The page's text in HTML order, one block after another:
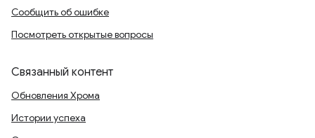
Сообщить об ошибке
Посмотреть открытые вопросы
Связанный контент
Обновления Хрома
Истории успеха